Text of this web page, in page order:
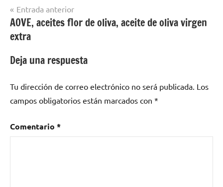
Navegación
de
entradas
Entrada anterior
AOVE, aceites flor de oliva, aceite de oliva virgen
extra
Deja una respuesta
Tu dirección de correo electrónico no será publicada. Los
campos obligatorios están marcados con *
Comentario *